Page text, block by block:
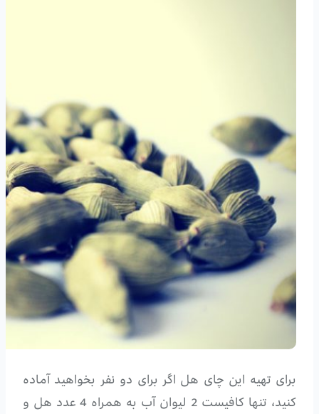
برای تهیه این چای هل اگر برای دو نفر بخواهید آماده
کنید، تنها کافیست 2 لیوان آب به همراه 4 عدد هل و